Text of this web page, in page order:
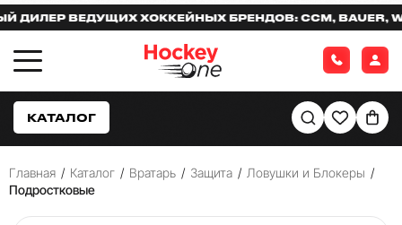
ВЕДУЩИХ ХОККЕЙНЫХ БРЕНДОВ: CCM, BAUER,
КАТАЛОГ
Главная / Каталог / Вратарь / Защита / Ловушки и Блокеры /
Подростковые